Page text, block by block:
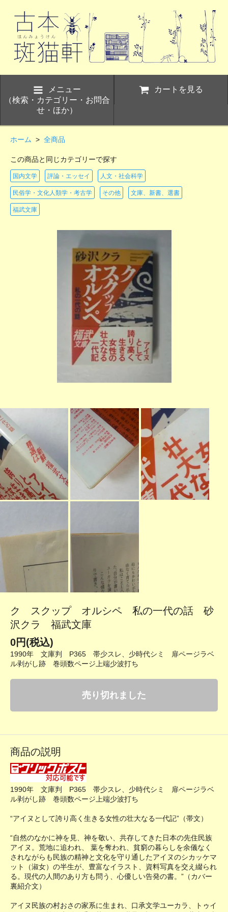
メニュー
（検索・カテゴリー・お問合
せ・ほか）
カートを見る
ホーム > 全商品
この商品と同じカテゴリーで探す
国内文学 評論・エッセイ 人文・社会科学
民俗学・文化人類学・考古学 その他 文庫、新書、選書
福武文庫
ク スクップ オルシペ 私の一代の話 砂
沢クラ 福武文庫
0円(税込)
1990年 文庫判 P365 帯少スレ、少時代シミ 扉ページラベ
ル剥がし跡 巻頭数ページ上端少波打ち
売り切れました
商品の説明
1990年 文庫判 P365 帯少スレ、少時代シミ 扉ページラベ
ル剥がし跡 巻頭数ページ上端少波打ち
“アイヌとして誇り高く生きる女性の壮大なる一代記”（帯文）
“自然のなかに神を見、神を敬い、共存してきた日本の先住民族
アイヌ。荒地に追われ、 葉を奪われ、貧窮の暮らしを余儀なく
されながらも民族の精神と文化を守り通したアイヌのシカッケマ
ット（淑女）の半生が、豊富なイラスト、資料写真を交え綴られ
る。現代の人間のあり方も問う、心優しい告発の書。”（カバー
裏紹介文）
アイヌ民族の村おさの家系に生まれ、口承文学ユーカラ、トゥイ